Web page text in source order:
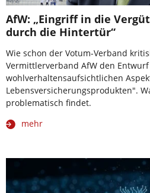
AfW: „Eingriff in die
durch die Hintertür“
Wie schon der Votum-Verband
Vermittlerverband AfW den
wohlverhaltensaufsichtlichen
Lebensversicherungsprodukten".
problematisch findet.
mehr